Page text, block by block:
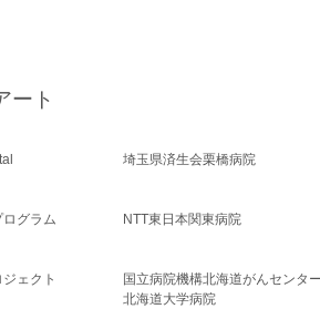
ート
ログラム
ェクト
埼玉県済生会栗橋病院
NTT東日本関東病院
国立病院機構北海道がんセンタ
北海道大学病院